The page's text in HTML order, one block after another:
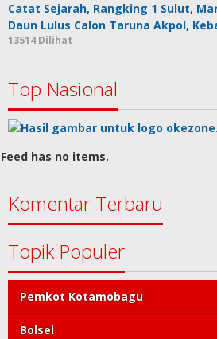
Catat Sejarah, Rangking 1 Sulut,
Daun Lulus Calon Taruna Akpol,
13514 Dilihat
Top Nasional
Feed has no items.
Komentar Terbaru
Topik Populer
Pemkot Kotamobagu
Bolsel